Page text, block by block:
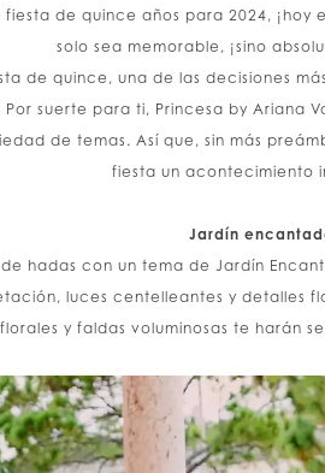
de quince años para 2024,
solo sea memorable, ¡sino
de quince, una de las decisiones
suerte para ti, Princesa by Ariana
de temas. Así que, sin más
fiesta un acontecimiento
Jardín
hadas con un tema de Jardín
luces centelleantes y detalles
y faldas voluminosas te harán